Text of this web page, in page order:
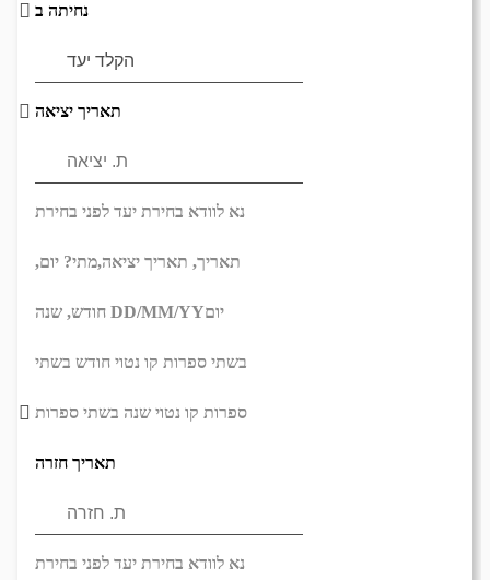
נחיתה ב
תאריך יציאה
נא לוודא בחירת יעד לפני בחירת
תאריך, תאריך יציאה,מתי? יום,
DD/MM/YYיום
בשתי ספרות קו נטוי חודש בשתי
ספרות קו נטוי שנה בשתי ספרות
תאריך חזרה
נא לוודא בחירת יעד לפני בחירת